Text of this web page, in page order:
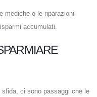
mediche o le riparazioni
accumulati.
sfida, ci sono passaggi che le